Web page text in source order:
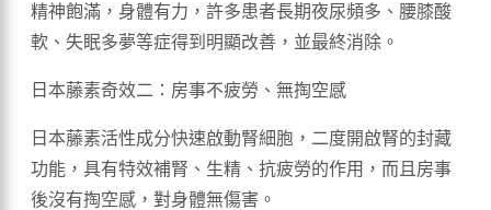
精神飽滿，身體有力，許多患者長期夜尿頻多、腰膝酸
軟、失眠多夢等症得到明顯改善，並最終消除。
日本藤素奇效二：房事不疲勞、無掏空感
日本藤素活性成分快速啟動腎細胞，二度開啟腎的封藏
功能，具有特效補腎、生精、抗疲勞的作用，而且房事
後沒有掏空感，對身體無傷害。